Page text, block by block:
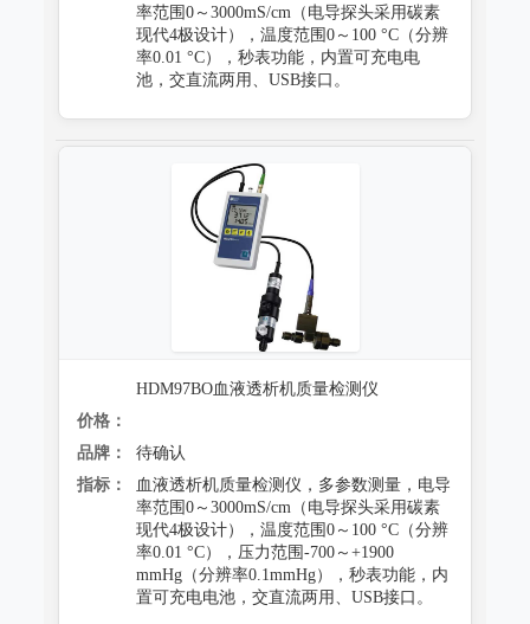
率范围0～3000mS/cm（电导探头采用碳素
现代4极设计），温度范围0～100 °C（分辨
率0.01 °C），秒表功能，内置可充电电
池，交直流两用、USB接口。
HDM97BO血液透析机质量检测仪
价格：
品牌：
待确认
指标：
血液透析机质量检测仪，多参数测量，电导
率范围0～3000mS/cm（电导探头采用碳素
现代4极设计），温度范围0～100 °C（分辨
率0.01 °C），压力范围-700～+1900
mmHg（分辨率0.1mmHg），秒表功能，内
置可充电电池，交直流两用、USB接口。